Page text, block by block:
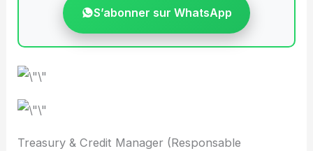
S’abonner sur WhatsApp
Treasury & Credit Manager (Responsable